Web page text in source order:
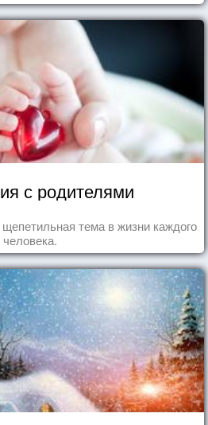
с родителями
тема в жизни каждого
человека.